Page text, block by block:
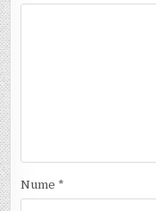
Nume *